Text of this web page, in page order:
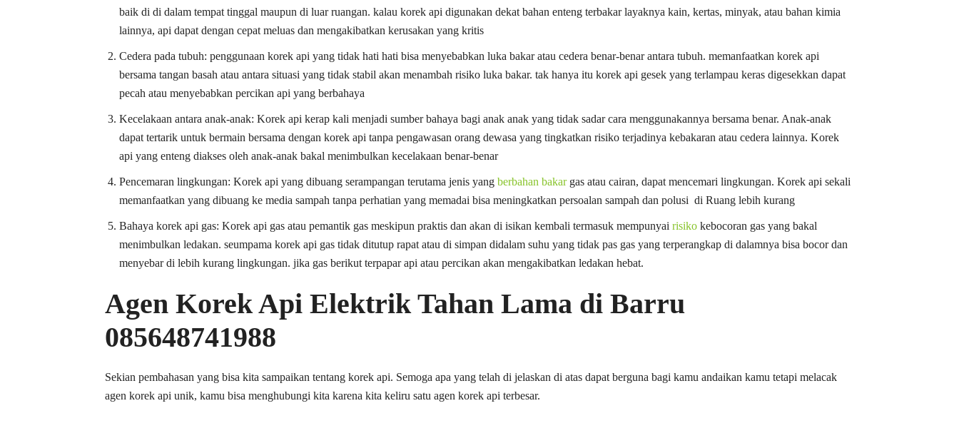
baik di di dalam tempat tinggal maupun di luar ruangan. kalau korek api digunakan dekat bahan enteng terbakar layaknya kain, kertas, minyak, atau bahan kimia
lainnya, api dapat dengan cepat meluas dan mengakibatkan kerusakan yang kritis
Cedera pada tubuh: penggunaan korek api yang tidak hati hati bisa menyebabkan luka bakar atau cedera benar-benar antara tubuh. memanfaatkan korek api
bersama tangan basah atau antara situasi yang tidak stabil akan menambah risiko luka bakar. tak hanya itu korek api gesek yang terlampau keras digesekkan dapat
pecah atau menyebabkan percikan api yang berbahaya
Kecelakaan antara anak-anak: Korek api kerap kali menjadi sumber bahaya bagi anak anak yang tidak sadar cara menggunakannya bersama benar. Anak-anak
dapat tertarik untuk bermain bersama dengan korek api tanpa pengawasan orang dewasa yang tingkatkan risiko terjadinya kebakaran atau cedera lainnya. Korek
api yang enteng diakses oleh anak-anak bakal menimbulkan kecelakaan benar-benar
Pencemaran lingkungan: Korek api yang dibuang serampangan terutama jenis yang berbahan bakargas atau cairan, dapat mencemari lingkungan. Korek api sekali
memanfaatkan yang dibuang ke media sampah tanpa perhatian yang memadai bisa meningkatkan persoalan sampah dan polusi di Ruang lebih kurang
Bahaya korek api gas: Korek api gas atau pemantik gas meskipun praktis dan akan di isikan kembali termasuk mempunyai risiko kebocoran gas yang bakal
menimbulkan ledakan. seumpama korek api gas tidak ditutup rapat atau di simpan didalam suhu yang tidak pas gas yang terperangkap di dalamnya bisa bocor dan
menyebar di lebih kurang lingkungan. jika gas berikut terpapar api atau percikan akan mengakibatkan ledakan hebat.
Agen Korek Api Elektrik Tahan Lama di Barru
085648741988
Sekian pembahasan yang bisa kita sampaikan tentang korek api. Semoga apa yang telah di jelaskan di atas dapat berguna bagi kamu andaikan kamu tetapi melacak
agen korek api unik, kamu bisa menghubungi kita karena kita keliru satu agen korek api terbesar.